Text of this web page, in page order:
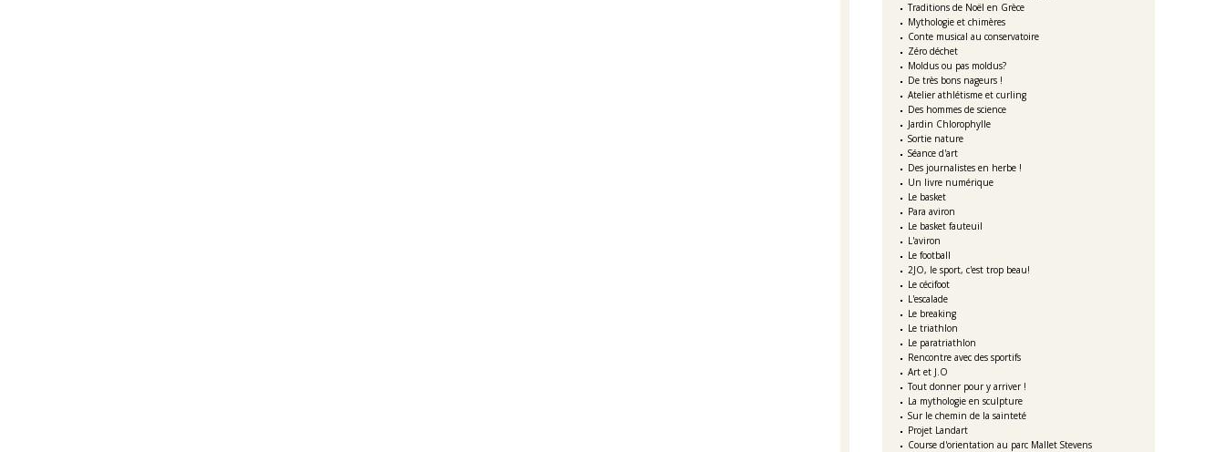
Traditions de Noël en Grèce
Mythologie et chimères
Conte musical au conservatoire
Zéro déchet
Moldus ou pas moldus?
De très bons nageurs !
Atelier athlétisme et curling
Des hommes de science
Jardin Chlorophylle
Sortie nature
Séance d'art
Des journalistes en herbe !
Un livre numérique
Le basket
Para aviron
Le basket fauteuil
L'aviron
Le football
2JO, le sport, c'est trop beau!
Le cécifoot
L'escalade
Le breaking
Le triathlon
Le paratriathlon
Rencontre avec des sportifs
Art et J.O
Tout donner pour y arriver !
La mythologie en sculpture
Sur le chemin de la sainteté
Projet Landart
Course d'orientation au parc Mallet Stevens